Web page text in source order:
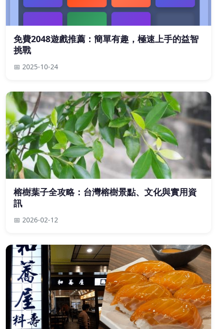
免費2048遊戲推薦：簡單有趣，極速上手的益智
挑戰
📅 2025-10-24
榕樹葉子全攻略：台灣榕樹景點、文化與實用資
訊
📅 2026-02-12